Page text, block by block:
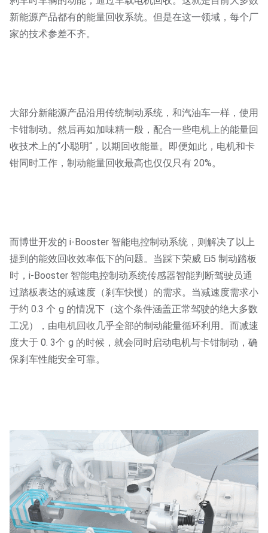
新能源产品都有的能量回收系统。但是在这一领域，每个厂
家的技术参差不齐。
大部分新能源产品沿用传统制动系统，和汽油车一样，使用
卡钳制动。然后再如加味精一般，配合一些电机上的能量回
收技术上的“小聪明“，以期回收能量。即便如此，电机和卡
钳同时工作，制动能量回收最高也仅仅只有 20%。
而博世开发的 i-Booster 智能电控制动系统，则解决了以上
提到的能效回收效率低下的问题。当踩下荣威 Ei5 制动踏板
时，i-Booster 智能电控制动系统传感器智能判断驾驶员通
过踏板表达的减速度（刹车快慢）的需求。当减速度需求小
于约 0.3 个 g 的情况下（这个条件涵盖正常驾驶的绝大多数
工况），由电机回收几乎全部的制动能量循环利用。而减速
度大于 0. 3个 g 的时候，就会同时启动电机与卡钳制动，确
保刹车性能安全可靠。